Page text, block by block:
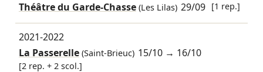
Théâtre du Garde-Chasse(Les Lilas) 29/09 [1 rep.]
2021-2022
La Passerelle(Saint-Brieuc) 15/10 → 16/10
[2 rep. + 2 scol.]